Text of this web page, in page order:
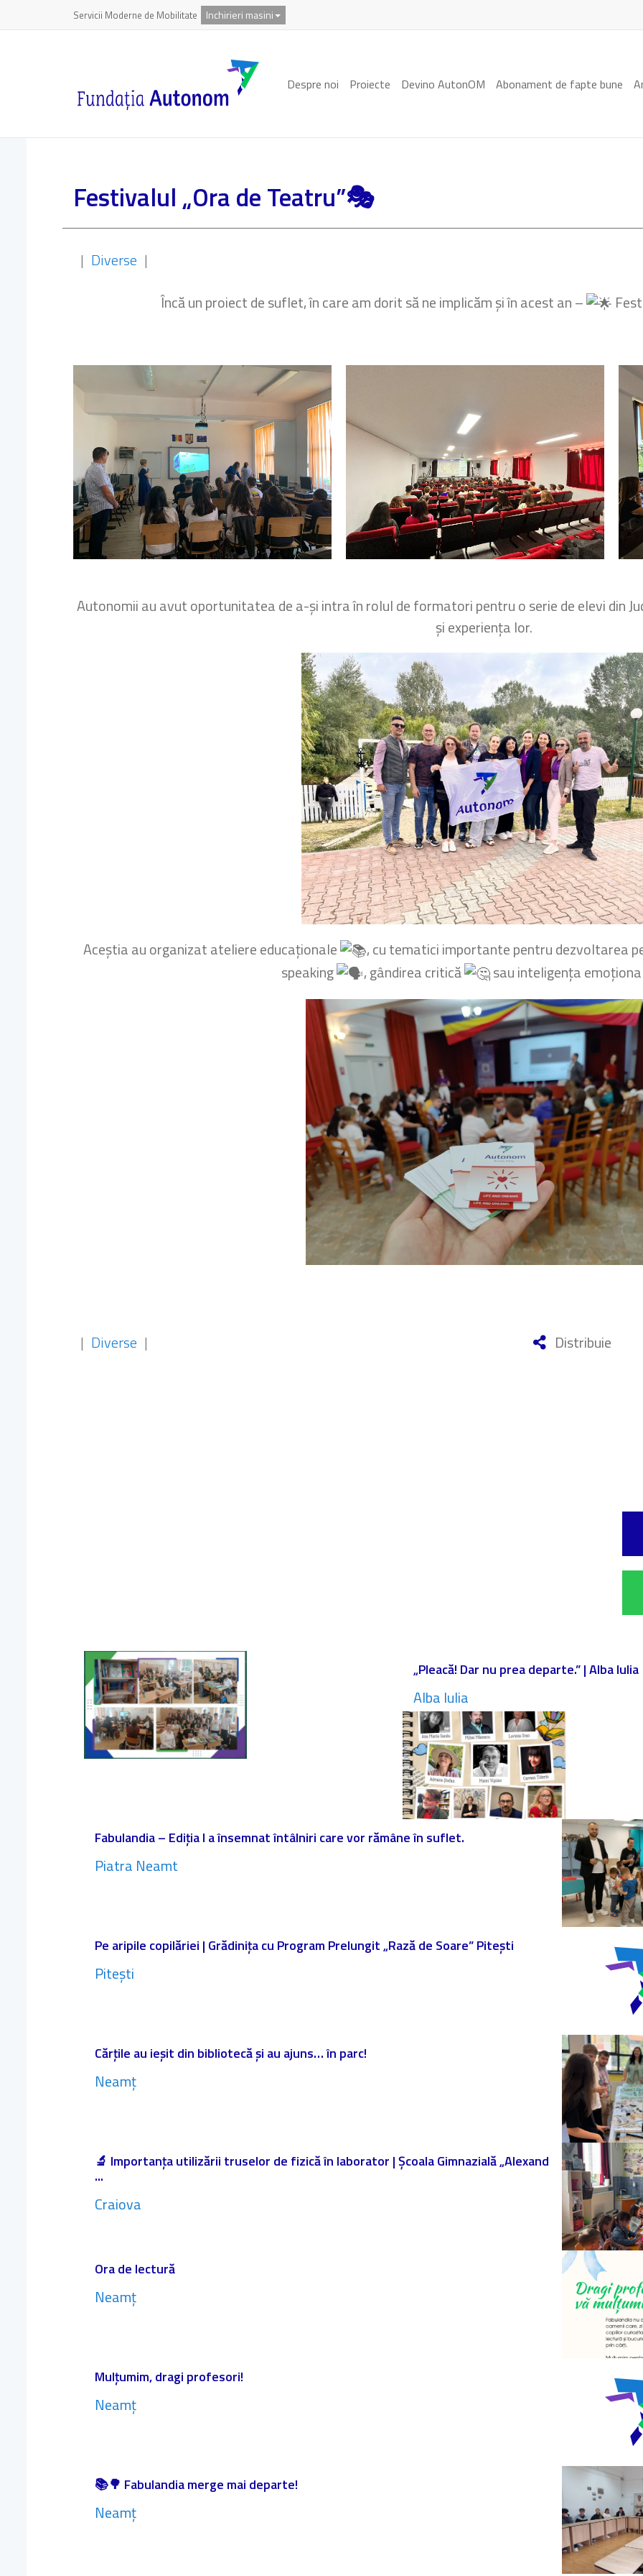
Servicii Moderne de Mobilitate Inchirieri masini
Despre noi Proiecte Devino AutonOM Abonament de fapte bune
Festivalul „Ora de Teatru”🎭
| Diverse |
Încă un proiect de suflet, în care am dorit să ne implicăm și în acest an –
Autonomii au avut oportunitatea de a-și intra în rolul de formatori pentru o serie de elevi
și experiența lor.
Aceștia au organizat ateliere educaționale
, cu tematici importante pentru dezvoltarea
speaking
, gândirea critică sau inteligența
| Diverse | Distribuie
„Pleacă! Dar nu prea departe.” | Alba Iulia
Alba Iulia
Fabulandia – Ediția I a însemnat întâlniri care vor rămâne în suflet.
Piatra Neamt
Pe aripile copilăriei | Grădinița cu Program Prelungit „Rază de Soare” Pitești
Pitești
Cărțile au ieșit din bibliotecă și au ajuns… în parc!
Neamț
🔬 Importanța utilizării truselor de fizică în laborator | Școala Gimnazială „Alexand
...
Craiova
Ora de lectură
Neamț
Mulțumim, dragi profesori!
Neamț
📚🌳 Fabulandia merge mai departe!
Neamț